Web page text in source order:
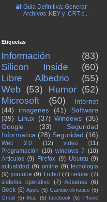
🔐 Guía Definitiva: Generar
Archivos .KEY y .CRT c...
Etiquetas
Información
(83)
Silicon Inside
(60)
Libre Albedrio
(55)
Web
(53) Humor (52)
Microsoft
(50)
Internet
(44)
imagenes (41)
Software
(39)
Linux (37) Windows (35)
Google
(33)
Seguridad
Informatica (28) Seguridad (16)
Web 2.0 (12) video
(11)
Programación (10) windows 7 (10)
Articulos (9) Firefox (9) Ubuntu (9)
actualidad (9) online (9) tecnologia
(9) youtube (9) Futbol (7) celular (7)
sistema operativo (7) Adsense (6)
Geek (6) Apple (5) Cambio climatico (5)
Gmail (5) Mac (5) facebook (5) iPhone